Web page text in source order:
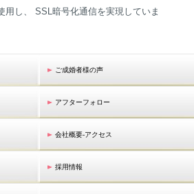
用し、 SSL暗号化通信を実現していま
ご成婚者様の声
アフターフォロー
会社概要-アクセス
採用情報